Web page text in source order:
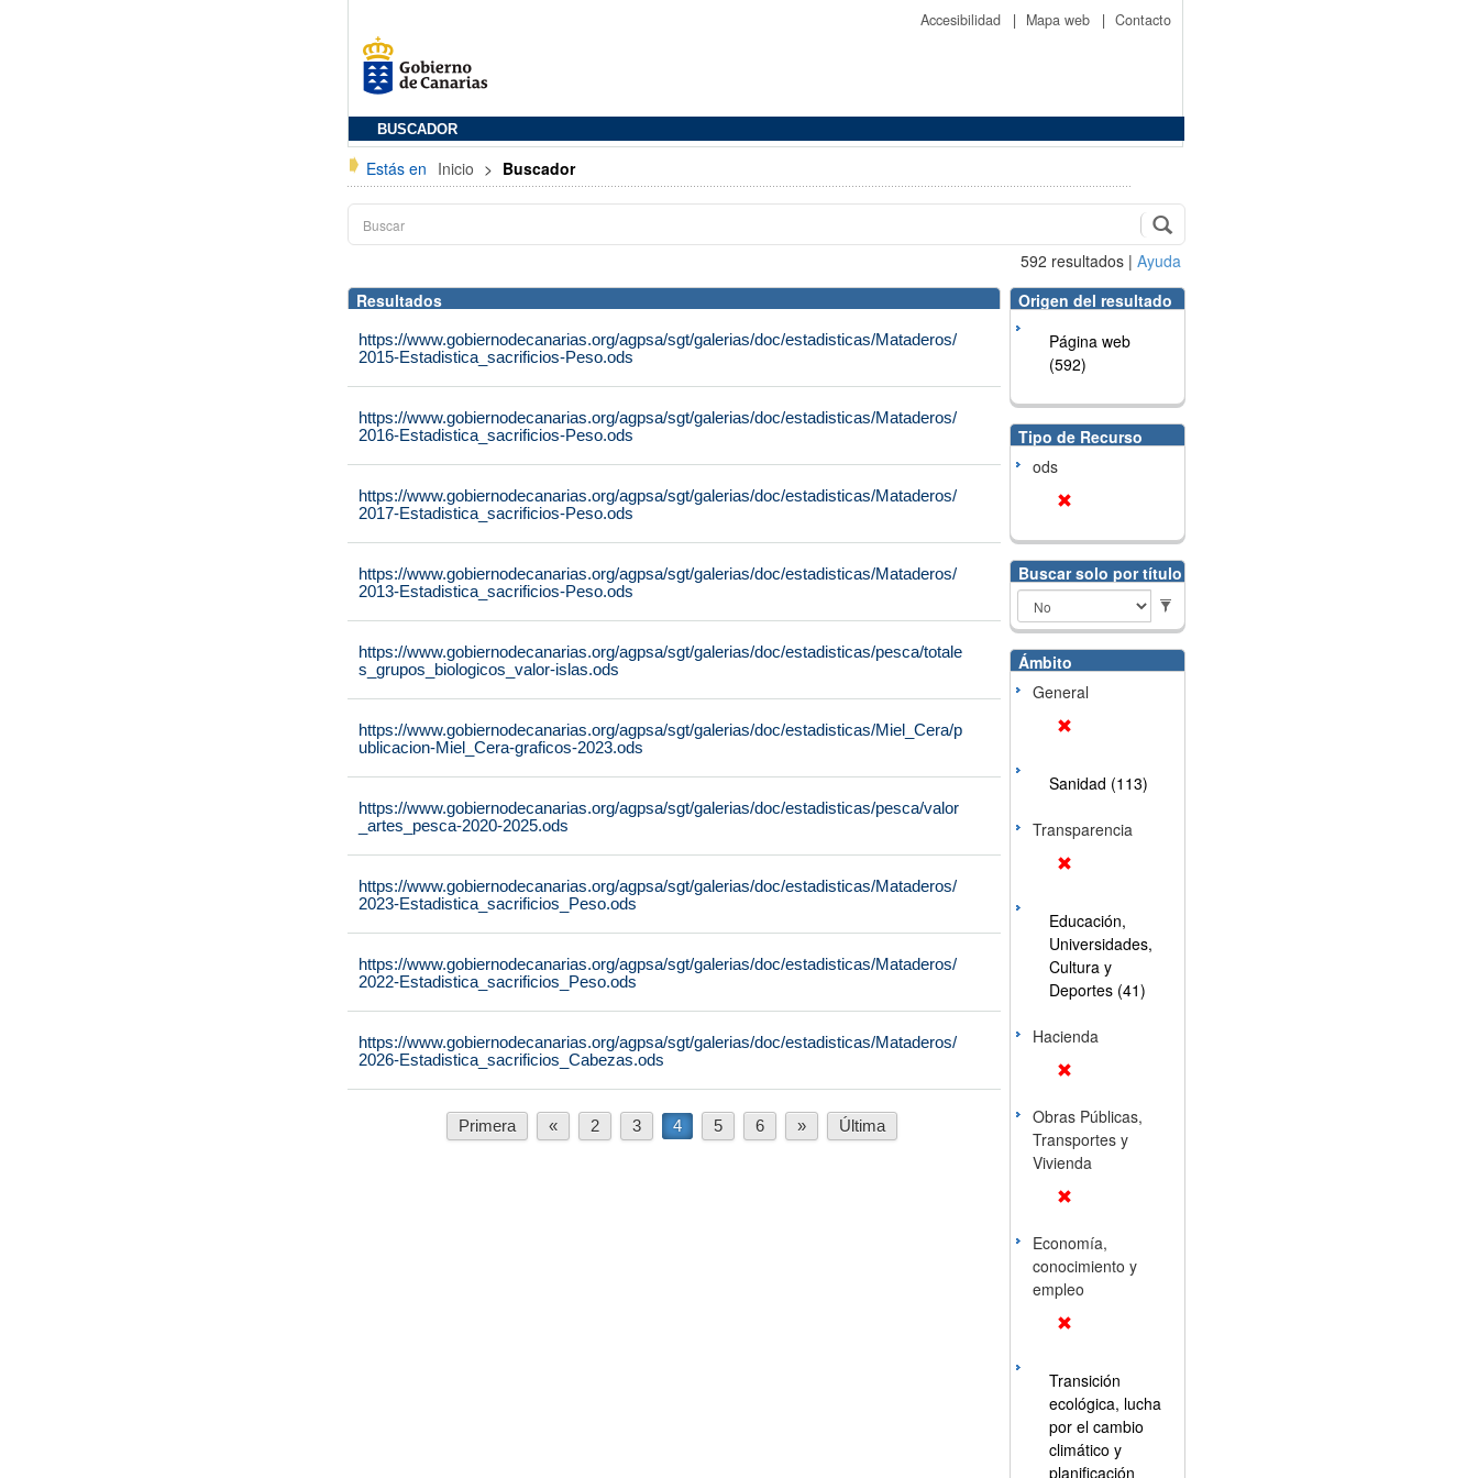
Accesibilidad | Mapa web | Contacto
BUSCADOR
Estás en Inicio > Buscador
592 resultados | Ayuda
Resultados
https://www.gobiernodecanarias.org/agpsa/sgt/galerias/doc/estadisticas/Mataderos/
2015-Estadistica_sacrificios-Peso.ods
https://www.gobiernodecanarias.org/agpsa/sgt/galerias/doc/estadisticas/Mataderos/
2016-Estadistica_sacrificios-Peso.ods
https://www.gobiernodecanarias.org/agpsa/sgt/galerias/doc/estadisticas/Mataderos/
2017-Estadistica_sacrificios-Peso.ods
https://www.gobiernodecanarias.org/agpsa/sgt/galerias/doc/estadisticas/Mataderos/
2013-Estadistica_sacrificios-Peso.ods
https://www.gobiernodecanarias.org/agpsa/sgt/galerias/doc/estadisticas/pesca/totale
s_grupos_biologicos_valor-islas.ods
https://www.gobiernodecanarias.org/agpsa/sgt/galerias/doc/estadisticas/Miel_Cera/p
ublicacion-Miel_Cera-graficos-2023.ods
https://www.gobiernodecanarias.org/agpsa/sgt/galerias/doc/estadisticas/pesca/valor
_artes_pesca-2020-2025.ods
https://www.gobiernodecanarias.org/agpsa/sgt/galerias/doc/estadisticas/Mataderos/
2023-Estadistica_sacrificios_Peso.ods
https://www.gobiernodecanarias.org/agpsa/sgt/galerias/doc/estadisticas/Mataderos/
2022-Estadistica_sacrificios_Peso.ods
https://www.gobiernodecanarias.org/agpsa/sgt/galerias/doc/estadisticas/Mataderos/
2026-Estadistica_sacrificios_Cabezas.ods
Primera « 2 3 4 5 6 » Última
Origen del resultado
Página web
(592)
Tipo de Recurso
ods
Buscar solo por título
Ámbito
General
Sanidad (113)
Transparencia
Educación,
Universidades,
Cultura y
Deportes (41)
Hacienda
Obras Públicas,
Transportes y
Vivienda
Economía,
conocimiento y
empleo
Transición
ecológica, lucha
por el cambio
climático y
planificación